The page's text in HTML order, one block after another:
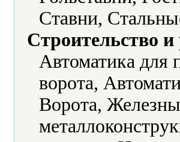
Ставни,
Строительство
Автоматика для
ворота,
Ворота,